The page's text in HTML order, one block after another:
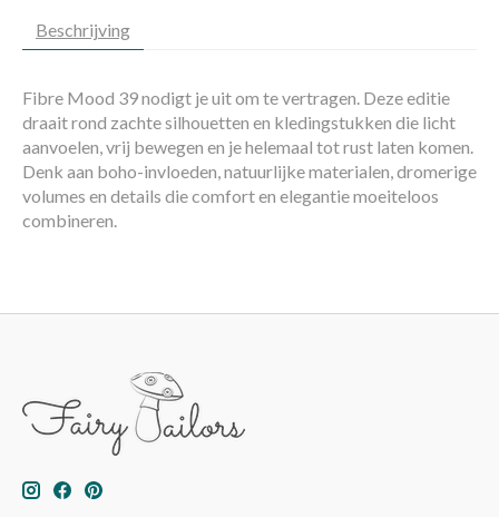
Beschrijving
Fibre Mood 39 nodigt je uit om te vertragen. Deze editie
draait rond zachte silhouetten en kledingstukken die licht
aanvoelen, vrij bewegen en je helemaal tot rust laten komen.
Denk aan boho-invloeden, natuurlijke materialen, dromerige
volumes en details die comfort en elegantie moeiteloos
combineren.